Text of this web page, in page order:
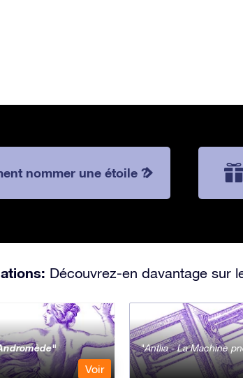
nommer une étoile ?
Découvrez-en davantage sur
Voir
Antlia - La Machine